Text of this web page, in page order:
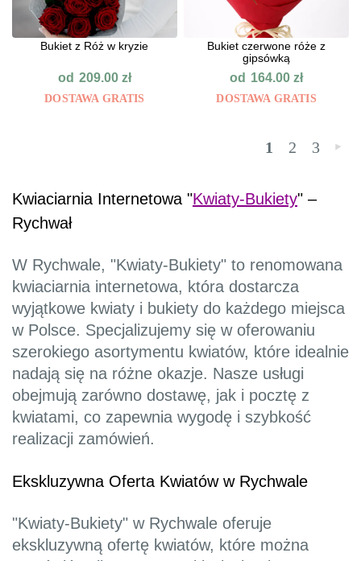
Bukiet z Róż w kryzie
od 209.00 zł
DOSTAWA GRATIS
Bukiet czerwone róże z
gipsówką
od 164.00zł
DOSTAWA GRATIS
1 2 3 »
Kwiaciarnia Internetowa "Kwiaty-Bukiety" –
Rychwał
W Rychwale, "Kwiaty-Bukiety" to renomowana
kwiaciarnia internetowa, która dostarcza
wyjątkowe kwiaty i bukiety do każdego miejsca
w Polsce. Specjalizujemy się w oferowaniu
szerokiego asortymentu kwiatów, które idealnie
nadają się na różne okazje. Nasze usługi
obejmują zarówno dostawę, jak i pocztę z
kwiatami, co zapewnia wygodę i szybkość
realizacji zamówień.
Ekskluzywna Oferta Kwiatów w Rychwale
"Kwiaty-Bukiety" w Rychwale oferuje
ekskluzywną ofertę kwiatów, które można